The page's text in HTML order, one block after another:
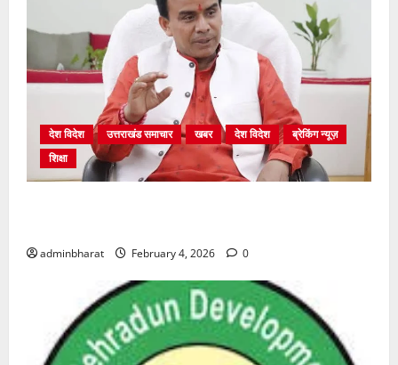
देश विदेश उत्तराखंड समाचार खबर देश विदेश
ब्रेकिंग न्यूज़
शिक्षा
adminbharat February 4, 2026 0